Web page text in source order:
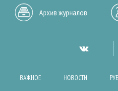
Архив журналов
ВАЖНОЕ НОВОСТИ